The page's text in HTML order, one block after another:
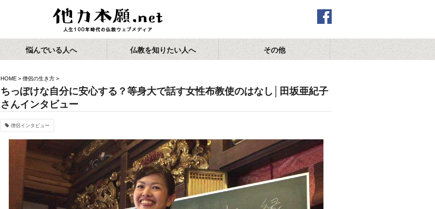
悩んでいる人へ 仏教を知りたい人へ その他
HOME > 僧侶の生き方 >
ちっぽけな自分に安心する？等身大で話す女性布教使のはなし│田坂亜紀子
さんインタビュー
僧侶インタビュー